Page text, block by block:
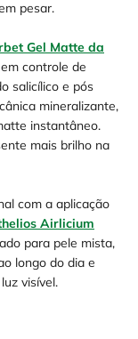
pesar.
Gel Matte da
controle de
salicílico e pós
mineralizante,
instantâneo.
mais brilho na
com a aplicação
Airlicium
para pele mista,
longo do dia e
visível.